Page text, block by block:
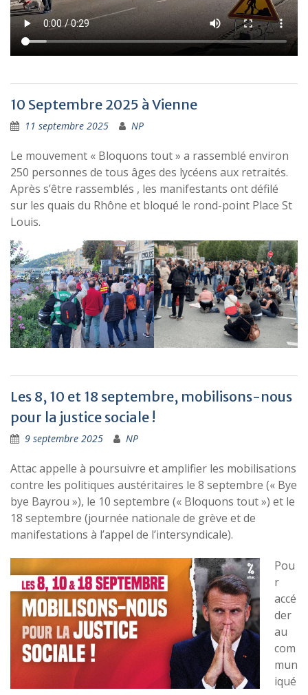
10 Septembre 2025 à Vienne
11 septembre 2025 NP
Le mouvement « Bloquons tout » a rassemblé environ
250 personnes de tous âges des lycéens aux retraités.
Après s’être rassemblés , les manifestants ont défilé
sur les quais du Rhône et bloqué le rond-point Place St
Louis.
Les 8, 10 et 18 septembre, mobilisons-nous
pour la justice sociale !
9 septembre 2025 NP
Attac appelle à poursuivre et amplifier les mobilisations
contre les politiques austéritaires le 8 septembre (« Bye
bye Bayrou »), le 10 septembre (« Bloquons tout ») et le
18 septembre (journée nationale de grève et de
manifestations à l’appel de l’intersyndicale).
Pou
r
accé
der
au
com
mun
iqué